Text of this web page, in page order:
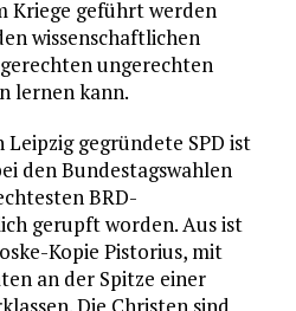
Kriege geführt werden
wissenschaftlichen
ungerechten
lernen kann.
Leipzig gegründete SPD ist
den Bundestagswahlen
BRD-
gerupft worden. Aus ist
Kopie Pistorius, mit
an der Spitze einer